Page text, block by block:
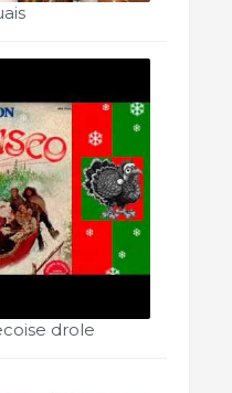
drole